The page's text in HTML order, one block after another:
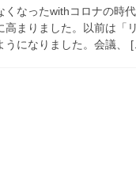
なったwithコロナの時
まりました。以前は「
うになりました。会議、